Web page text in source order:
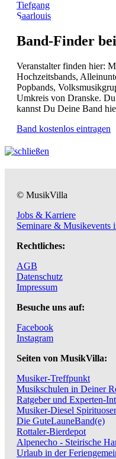
Tiefgang
Saarlouis
Band-Finder
Veranstalter finden hier:
Hochzeitsbands,
Popbands,
Umkreis von Dranske.
kannst Du Deine Band
Band kostenlos eintragen
© MusikVilla
Jobs & Karriere
Seminare & Musikevents
Rechtliches:
AGB
Datenschutz
Impressum
Besuche uns auf:
Facebook
Instagram
Seiten von MusikVilla:
Musiker-Treffpunkt
Musikschulen in Deiner
Ratgeber und Experten-
Musiker-Diesel
Die GuteLauneBand(e)
Rottaler-Bierdepot
Alpenecho - Steirische
Urlaub in der